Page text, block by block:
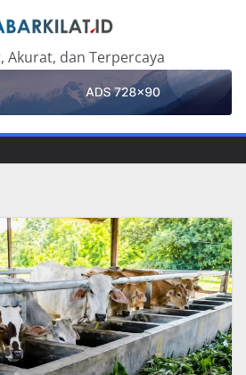
Akurat, dan Terpercaya